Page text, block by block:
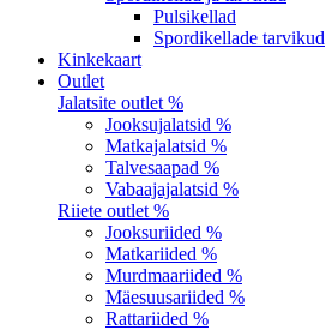
Pulsikellad
Spordikellade tarvikud
Kinkekaart
Outlet
Jalatsite outlet %
Jooksujalatsid %
Matkajalatsid %
Talvesaapad %
Vabaajajalatsid %
Riiete outlet %
Jooksuriided %
Matkariided %
Murdmaariided %
Mäesuusariided %
Rattariided %